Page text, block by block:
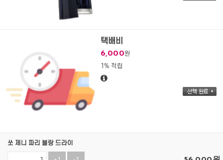
택배비
6,000원
1% 적립
쏘 제니 파리 블랑 드라이